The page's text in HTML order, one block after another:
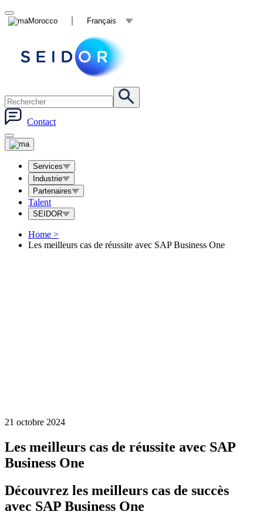
Morocco Français
Contact
Services
Industrie
Partenaires
Talent
SEIDOR
Home >
Les meilleurs cas de réussite avec SAP Business One
21 octobre 2024
Les meilleurs cas de réussite avec SAP
Business One
Découvrez les meilleurs cas de succès
avec SAP Business One